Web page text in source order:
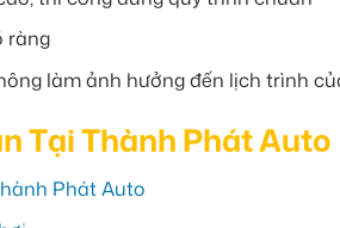
ràng
làm ảnh hưởng đến lịch trình
Tại Thành Phát Auto
Phát Auto